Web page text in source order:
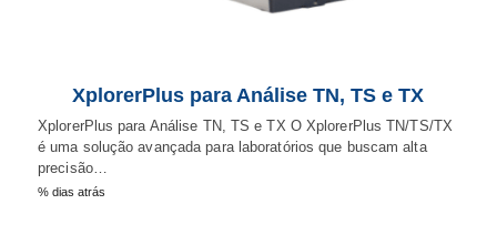
XplorerPlus para Análise TN, TS e TX
XplorerPlus para Análise TN, TS e TX O XplorerPlus TN/TS/TX
é uma solução avançada para laboratórios que buscam alta
precisão…
% dias atrás